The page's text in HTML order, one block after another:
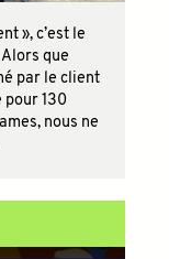
», c’est le
que
par le client
pour 130
nous ne